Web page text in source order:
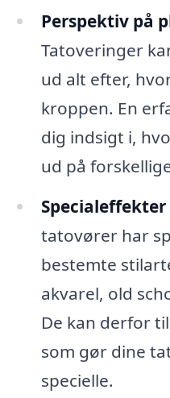
Perspektiv på
Tatoveringer
ud alt efter,
kroppen. En
dig indsigt i,
ud på
tatovører har
bestemte
akvarel, old
De kan derfor
som gør dine
specielle.